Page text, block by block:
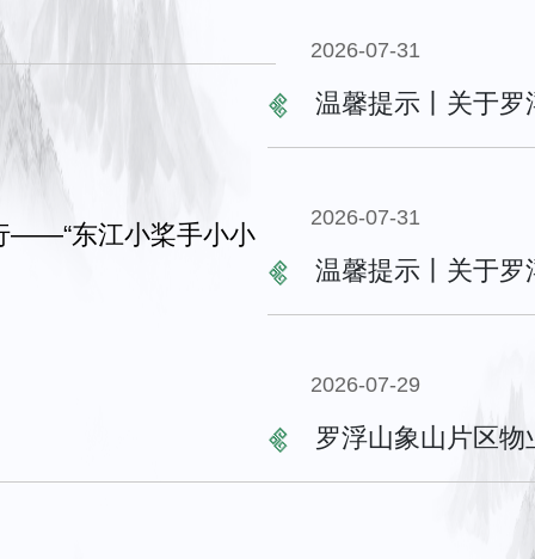
2026-07-31
温馨提示丨关于
2026-07-31
温馨提示丨关于
2026-07-29
罗浮山象山片区